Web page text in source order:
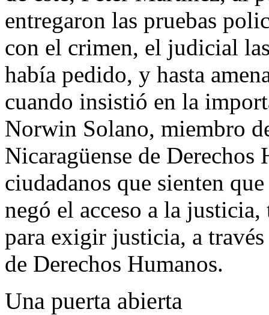
entregaron las pruebas
con el crimen, el judicial
había pedido, y hasta
cuando insistió en la
Norwin Solano, miembro
Nicaragüense de
ciudadanos que sienten
negó el acceso a la
para exigir justicia, a
de Derechos Humanos.
Una puerta abierta